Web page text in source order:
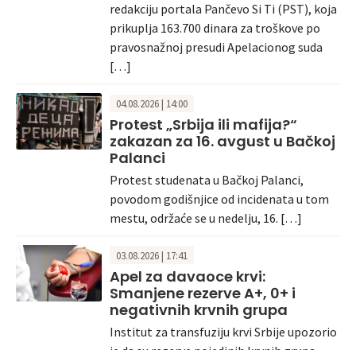
redakciju portala Pančevo Si Ti (PST), koja
prikuplja 163.700 dinara za troškove po
pravosnažnoj presudi Apelacionog suda
[…]
04.08.2026 | 14:00
Protest „Srbija ili mafija?“
zakazan za 16. avgust u Bačkoj
Palanci
Protest studenata u Bačkoj Palanci,
povodom godišnjice od incidenata u tom
mestu, održaće se u nedelju, 16. […]
03.08.2026 | 17:41
Apel za davaoce krvi:
Smanjene rezerve A+, 0+ i
negativnih krvnih grupa
Institut za transfuziju krvi Srbije upozorio